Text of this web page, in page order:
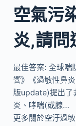
空氣污
炎,請問
最佳答案: 全球喘
響》《過敏性鼻
版update)提出了
炎、哮喘(或腺…
更多關於空汙過